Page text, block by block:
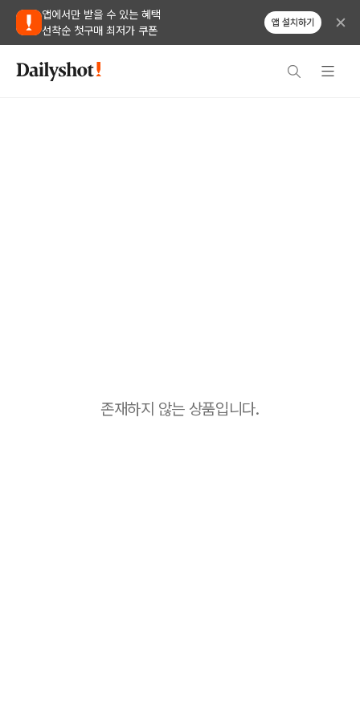
앱에서만 받을 수 있는 혜택
선착순 첫구매 최저가 쿠폰
앱 설치하기
존재하지 않는 상품입니다.